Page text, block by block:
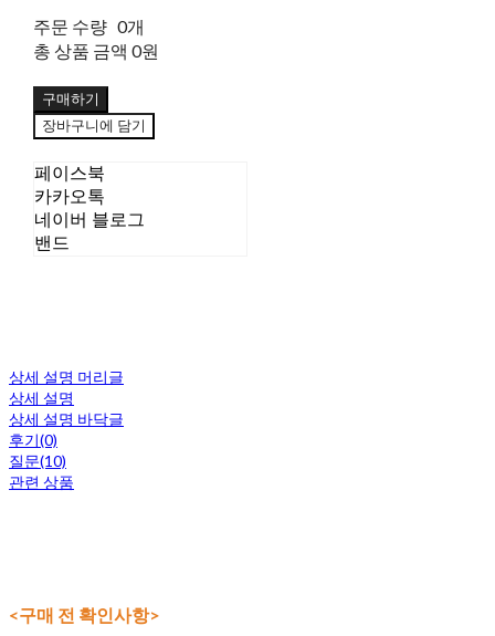
주문 수량 0개
총 상품 금액 0원
구매하기
장바구니에 담기
페이스북
카카오톡
네이버 블로그
밴드
상세 설명 머리글
상세 설명
상세 설명 바닥글
후기(0)
질문(10)
관련 상품
<구매 전 확인사항>